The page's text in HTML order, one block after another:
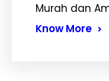
Murah dan
Know More